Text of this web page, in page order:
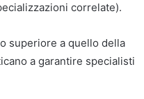
correlate).
superiore a quello della
a garantire specialisti